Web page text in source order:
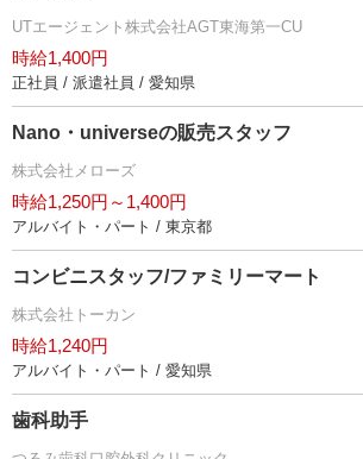
UTエージェント株式会社AGT東海第一CU
時給1,400円
正社員 / 派遣社員 / 愛知県
Nano・universeの販売スタッフ
株式会社メローズ
時給1,250円～1,400円
アルバイト・パート / 東京都
コンビニスタッフ/ファミリーマート
株式会社トーカン
時給1,240円
アルバイト・パート / 愛知県
歯科助手